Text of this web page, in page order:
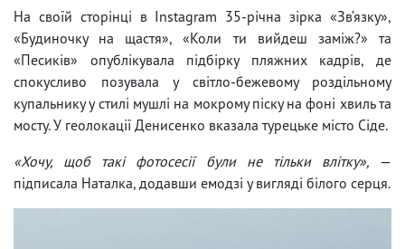
На своїй сторінці в Instagram 35-річна зірка «Зв’язку»,
«Будиночку на щастя», «Коли ти вийдеш заміж?» та
«Песиків» опублікувала підбірку пляжних кадрів, де
спокусливо позувала у світло-бежевому роздільному
купальнику у стилі мушлі на мокрому піску на фоні хвиль та
мосту. У геолокації Денисенко вказала турецьке місто Сіде.
«Хочу, щоб такі фотосесії були не тільки влітку», —
підписала Наталка, додавши емодзі у вигляді білого серця.